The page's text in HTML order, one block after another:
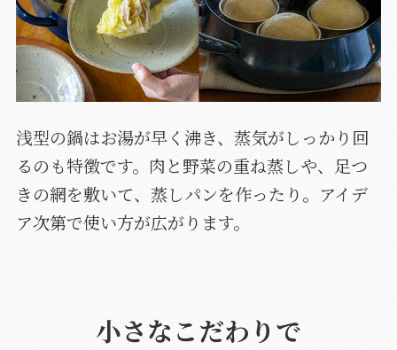
浅型の鍋はお湯が早く沸き、蒸気がしっかり回
るのも特徴です。肉と野菜の重ね蒸しや、足つ
きの網を敷いて、蒸しパンを作ったり。アイデ
ア次第で使い方が広がります。
小さなこだわりで